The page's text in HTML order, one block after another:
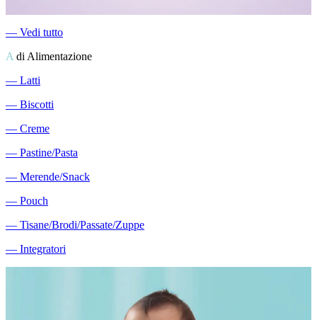
― Vedi tutto
A di Alimentazione
― Latti
― Biscotti
― Creme
― Pastine/Pasta
― Merende/Snack
― Pouch
― Tisane/Brodi/Passate/Zuppe
― Integratori